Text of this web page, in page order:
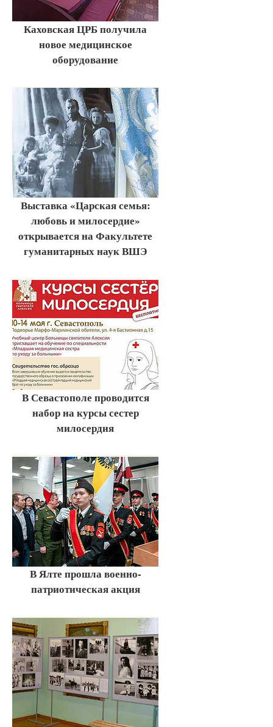
Каховская ЦРБ получила
новое медицинское
оборудование
Выставка «Царская семья:
любовь и милосердие»
открывается на Факультете
гуманитарных наук ВШЭ
В Севастополе проводится
набор на курсы сестер
милосердия
В Ялте прошла военно-
патриотическая акция